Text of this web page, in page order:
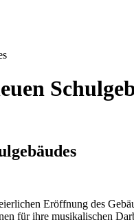
Eröffnung des
für ihre musikalischen